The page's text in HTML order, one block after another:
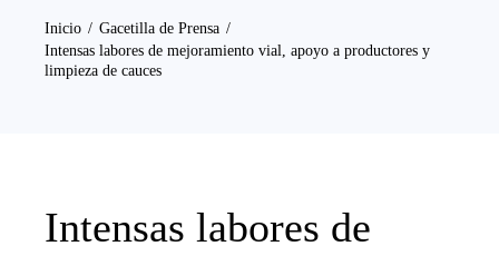
Inicio
Gacetilla de Prensa
Intensas labores de mejoramiento vial, apoyo a productores y
limpieza de cauces
Intensas labores de